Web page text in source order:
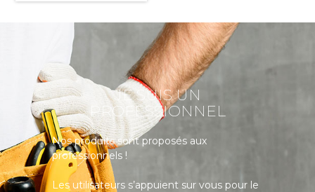
JE SUIS UN
PROFESSIONNEL
Nos produits sont proposés aux
professionnels !
Les utilisateurs s’appuient sur vous pour le